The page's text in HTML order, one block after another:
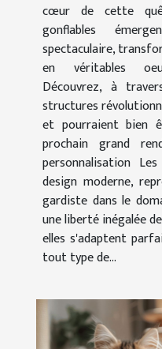
cœur de cette
gonflables
spectaculaire,
en véritables
Découvrez, à
structures
et pourraient bien
prochain grand
personnalisation
design moderne,
gardiste dans le
une liberté inégalée
elles s'adaptent
tout type de...